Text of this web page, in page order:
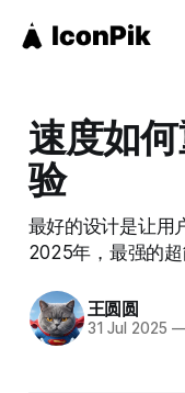
速度如
验
最好的设计是让用
2025年，最强的超
王圆圆
31 Jul 2025